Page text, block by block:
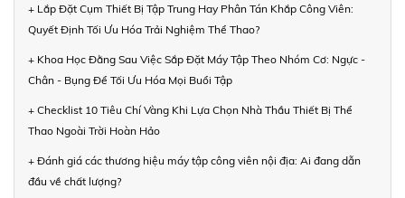
+ Lắp Đặt Cụm Thiết Bị Tập Trung Hay Phân Tán Khắp Công Viên:
Quyết Định Tối Ưu Hóa Trải Nghiệm Thể Thao?
+ Khoa Học Đằng Sau Việc Sắp Đặt Máy Tập Theo Nhóm Cơ: Ngực -
Chân - Bụng Để Tối Ưu Hóa Mọi Buổi Tập
+ Checklist 10 Tiêu Chí Vàng Khi Lựa Chọn Nhà Thầu Thiết Bị Thể
Thao Ngoài Trời Hoàn Hảo
+ Đánh giá các thương hiệu máy tập công viên nội địa: Ai đang dẫn
đầu về chất lượng?